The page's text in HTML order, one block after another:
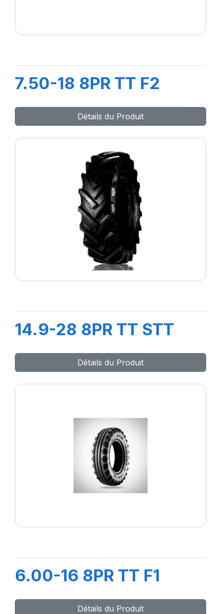
7.50-18 8PR TT F2
Détails du Produit
14.9-28 8PR TT STT
Détails du Produit
6.00-16 8PR TT F1
Détails du Produit